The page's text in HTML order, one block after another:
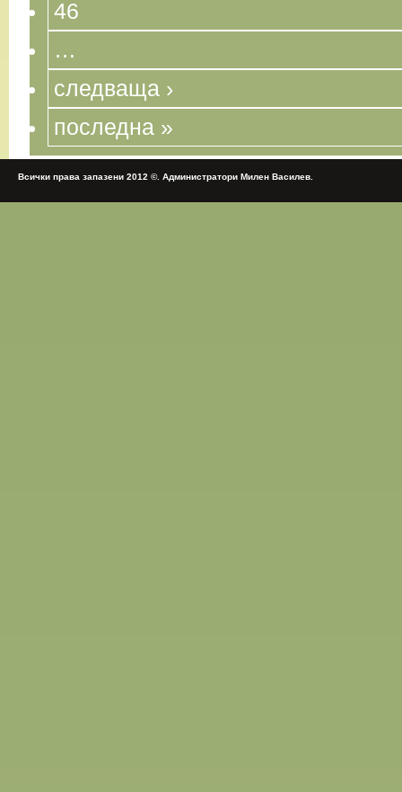
46
…
следваща ›
последна »
Всички права запазени 2012 ©. Администратори Милен Василев.